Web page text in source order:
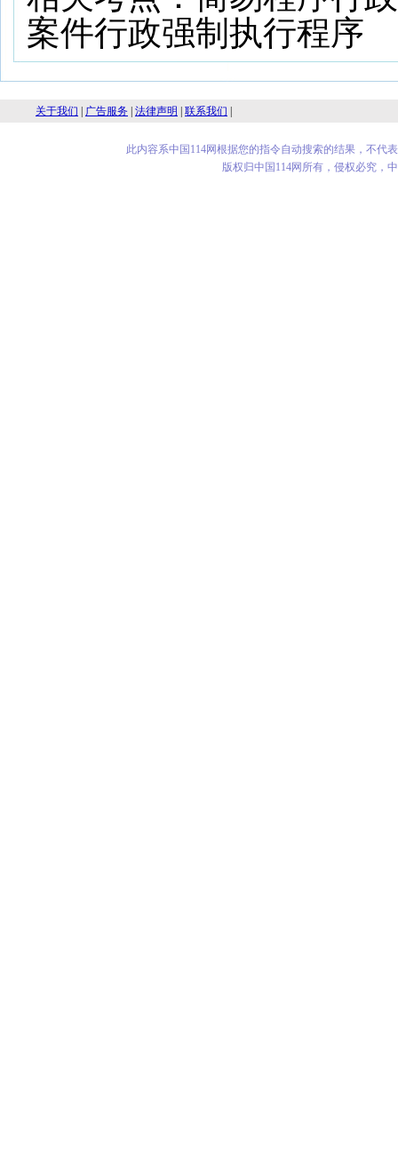
案件行政强制执行程序
关于我们 广告服务 法律声明 联系我们
此内容系中国114网根据您的指令自动搜索的结果，不代
版权归中国114网所有，侵权必究，